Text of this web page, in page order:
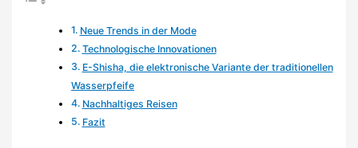
Neue Trends in der Mode
Technologische Innovationen
E-Shisha, die elektronische Variante der traditionellen
Wasserpfeife
Nachhaltiges Reisen
Fazit